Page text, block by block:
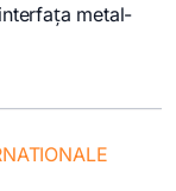
metal-